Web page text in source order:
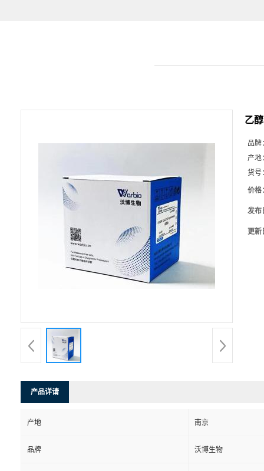
乙
品牌
产地
货号
价格
发布
更新
产品详请
产地 南京
品牌 沃博生物